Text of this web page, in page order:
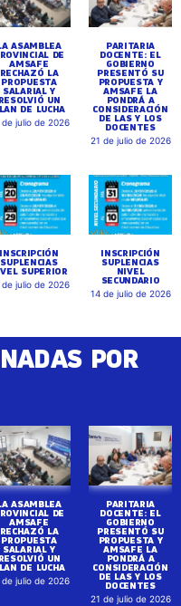
ASAMBLEA
DE
AMSAFE
RECHAZÓ LA
PROPUESTA
SALARIAL Y
RESOLVIÓ UN
DE LUCHA
de julio de 2026
PARITARIA
DOCENTE: EL
GOBIERNO
PRESENTÓ SU
PROPUESTA Y
AMSAFE LA
PONDRÁ A
CONSIDERACIÓN
DE LAS Y LOS
DOCENTES
21 de julio de 2026
INSCRIPCIÓN
SUPLENCIAS
SUPERIOR
de julio de 2026
INSCRIPCIÓN
SUPLENCIAS
NIVEL
SECUNDARIO
14 de julio de 2026
POR
ASAMBLEA
DE
AMSAFE
RECHAZÓ LA
PROPUESTA
SALARIAL Y
RESOLVIÓ UN
DE LUCHA
de julio de 2026
PARITARIA
DOCENTE: EL
GOBIERNO
PRESENTÓ SU
PROPUESTA Y
AMSAFE LA
PONDRÁ A
CONSIDERACIÓN
DE LAS Y LOS
DOCENTES
21 de julio de 2026